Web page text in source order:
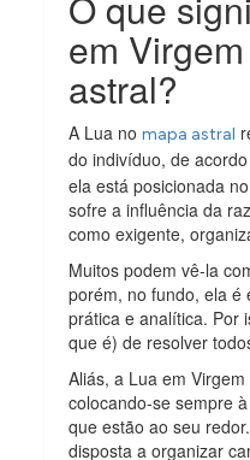
em
astral?
A Lua nomapa astral
do indivíduo, de
ela está posicionada
sofre a influência da
como exigente,
Muitos podem vê-la
porém, no fundo, ela é
prática e analítica. Por
que é) de resolver
Aliás, a Lua em
colocando-se sempre
que estão ao seu
disposta a organizar